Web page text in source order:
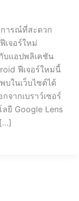
การณ์ที่สะดวก
เจอร์ใหม่
บแอปพลิเคชัน
ฟีเจอร์ใหม่นี้
ในเว็บไซต์ได้
จากเบราว์เซอร์
ยี Google Lens